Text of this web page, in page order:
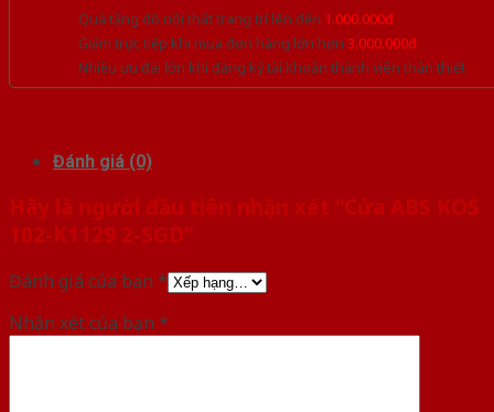
Quà tặng đồ nội thất trang trí lên đến 1.000.000đ
Giảm trực tiếp khi mua đơn hàng lớn hơn 3.000.000đ
Nhiều ưu đãi lớn khi đăng ký tài khoản thành viên thân thiết
Đánh giá (0)
Hãy là người đầu tiên nhận xét “Cửa ABS KOS
102-K1129 2-SGD”
Đánh giá của bạn *
Nhận xét của bạn *